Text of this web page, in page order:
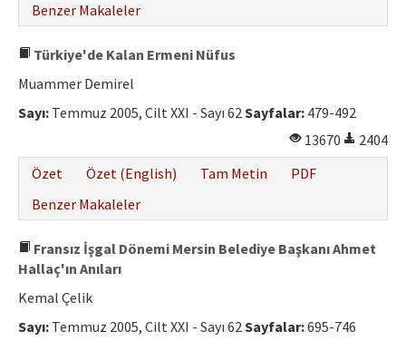
Benzer Makaleler
Türkiye'de Kalan Ermeni Nüfus
Muammer Demirel
Sayı: Temmuz 2005, Cilt XXI - Sayı 62Sayfalar: 479-492
13670
2404
Özet
Özet (English) Tam Metin
PDF
Benzer Makaleler
Fransız İşgal Dönemi Mersin Belediye Başkanı Ahmet
Hallaç'ın Anıları
Kemal Çelik
Sayı: Temmuz 2005, Cilt XXI - Sayı 62Sayfalar:695-746